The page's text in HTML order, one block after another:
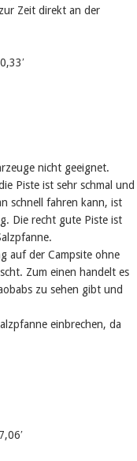
Zeit direkt an der
nicht geeignet.
Piste ist sehr schmal und
schnell fahren kann, ist
Die recht gute Piste ist
auf der Campsite ohne
Zum einen handelt es
zu sehen gibt und
einbrechen, da